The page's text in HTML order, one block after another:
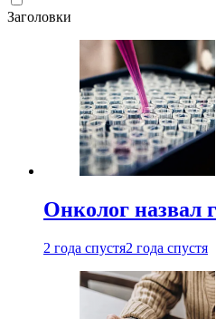
Заголовки
Онколог назвал
2 года спустя2 года спустя